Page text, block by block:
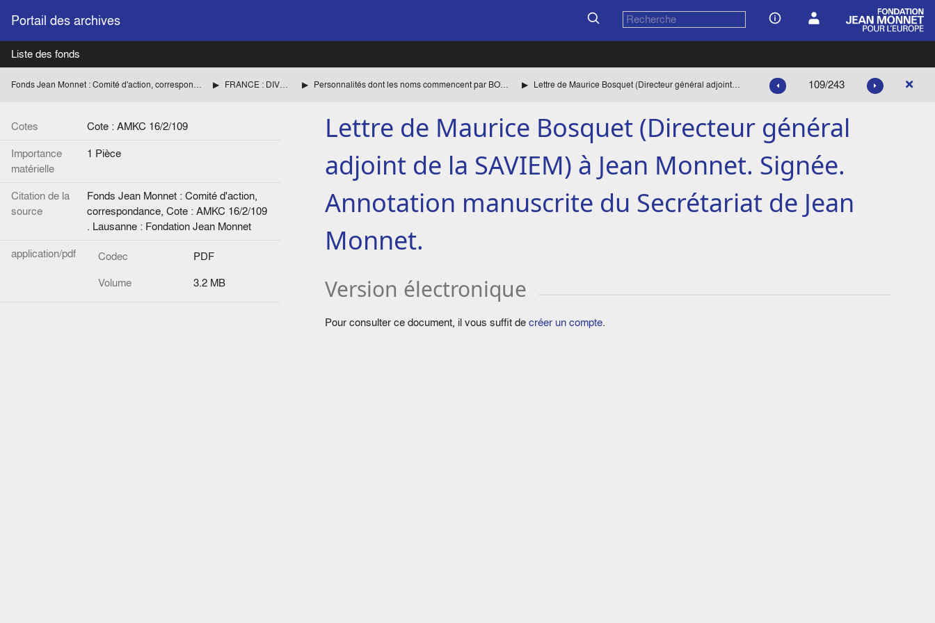
Portail des archives
Liste des fonds
Fonds Jean Monnet : Comité d'action, correspondance FRANCE : DIVERS Personnalités dont les noms commencent par BOR à BU Lettre de Maurice Bosquet (Directeur général adjoint de la SAVIEM) à Jean Monnet. Signée. Annotation manuscrite du Secrétariat de Jean Monnet. 109/243
Cotes
Cote : AMKC 16/2/109
Importance
matérielle
1 Pièce
Citation de la
source
Fonds Jean Monnet : Comité d'action,
correspondance, Cote : AMKC 16/2/109
. Lausanne : Fondation Jean Monnet
application/pdf
Codec
PDF
Volume
3.2 MB
Lettre de Maurice Bosquet (Directeur général
adjoint de la SAVIEM) à Jean Monnet. Signée.
Annotation manuscrite du Secrétariat de Jean
Monnet.
Version électronique
Pour consulter ce document, il vous suffit decréer un compte.